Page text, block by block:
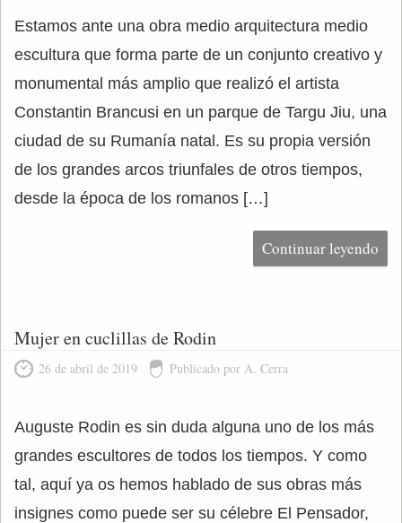
Estamos ante una obra medio arquitectura medio
escultura que forma parte de un conjunto creativo y
monumental más amplio que realizó el artista
Constantin Brancusi en un parque de Targu Jiu, una
ciudad de su Rumanía natal. Es su propia versión
de los grandes arcos triunfales de otros tiempos,
desde la época de los romanos […]
Continuar leyendo
Mujer en cuclillas de Rodin
26 de abril de 2019 Publicado por A. Cerra
Auguste Rodin es sin duda alguna uno de los más
grandes escultores de todos los tiempos. Y como
tal, aquí ya os hemos hablado de sus obras más
insignes como puede ser su célebre El Pensador,